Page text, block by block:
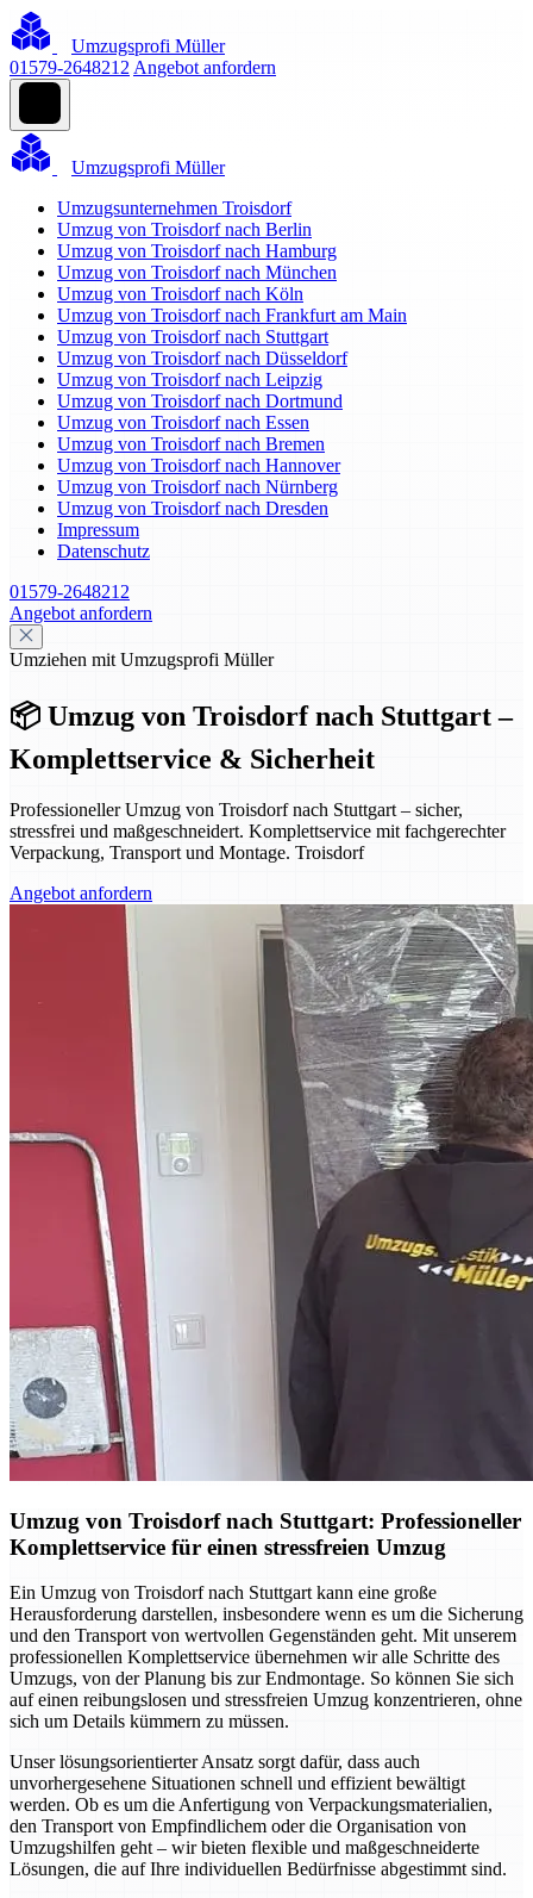
Umzugsprofi Müller
01579-2648212 Angebot anfordern
Umzugsprofi Müller
Umzugsunternehmen Troisdorf
Umzug von Troisdorf nach Berlin
Umzug von Troisdorf nach Hamburg
Umzug von Troisdorf nach München
Umzug von Troisdorf nach Köln
Umzug von Troisdorf nach Frankfurt am Main
Umzug von Troisdorf nach Stuttgart
Umzug von Troisdorf nach Düsseldorf
Umzug von Troisdorf nach Leipzig
Umzug von Troisdorf nach Dortmund
Umzug von Troisdorf nach Essen
Umzug von Troisdorf nach Bremen
Umzug von Troisdorf nach Hannover
Umzug von Troisdorf nach Nürnberg
Umzug von Troisdorf nach Dresden
Impressum
Datenschutz
01579-2648212
Angebot anfordern
Umziehen mit Umzugsprofi Müller
📦 Umzug von Troisdorf nach Stuttgart –
Komplettservice & Sicherheit
Professioneller Umzug von Troisdorf nach Stuttgart – sicher,
stressfrei und maßgeschneidert. Komplettservice mit fachgerechter
Verpackung, Transport und Montage. Troisdorf
Angebot anfordern
Umzug von Troisdorf nach Stuttgart: Professioneller
Komplettservice für einen stressfreien Umzug
Ein Umzug von Troisdorf nach Stuttgart kann eine große
Herausforderung darstellen, insbesondere wenn es um die Sicherung
und den Transport von wertvollen Gegenständen geht. Mit unserem
professionellen Komplettservice übernehmen wir alle Schritte des
Umzugs, von der Planung bis zur Endmontage. So können Sie sich
auf einen reibungslosen und stressfreien Umzug konzentrieren, ohne
sich um Details kümmern zu müssen.
Unser lösungsorientierter Ansatz sorgt dafür, dass auch
unvorhergesehene Situationen schnell und effizient bewältigt
werden. Ob es um die Anfertigung von Verpackungsmaterialien,
den Transport von Empfindlichem oder die Organisation von
Umzugshilfen geht – wir bieten flexible und maßgeschneiderte
Lösungen, die auf Ihre individuellen Bedürfnisse abgestimmt sind.